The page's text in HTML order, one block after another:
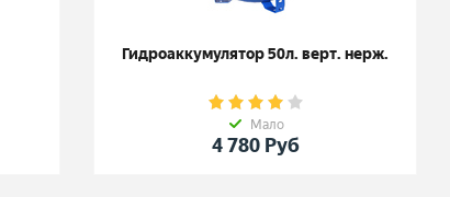
Гидроаккумулятор 50л. верт. нерж.
Мало
4 780Руб